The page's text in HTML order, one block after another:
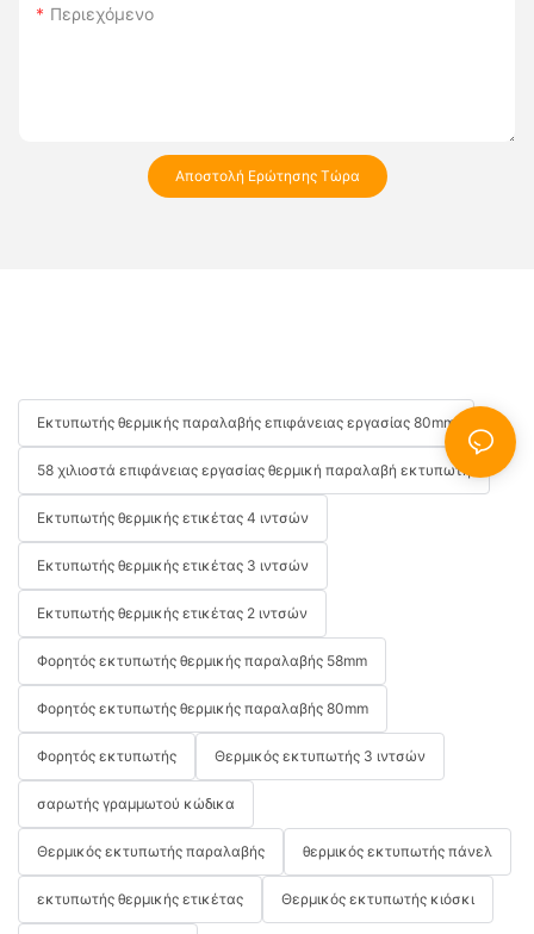
Περιεχόμενο
Αποστολή Ερώτησης Τώρα
Εκτυπωτής θερμικής παραλαβής επιφάνειας εργασίας 80mm
58 χιλιοστά επιφάνειας εργασίας θερμική παραλαβή εκτυπωτή
Εκτυπωτής θερμικής ετικέτας 4 ιντσών
Εκτυπωτής θερμικής ετικέτας 3 ιντσών
Εκτυπωτής θερμικής ετικέτας 2 ιντσών
Φορητός εκτυπωτής θερμικής παραλαβής 58mm
Φορητός εκτυπωτής θερμικής παραλαβής 80mm
Φορητός εκτυπωτής Θερμικός εκτυπωτής 3 ιντσών
σαρωτής γραμμωτού κώδικα
Θερμικός εκτυπωτής παραλαβής θερμικός εκτυπωτής πάνελ
εκτυπωτής θερμικής ετικέτας Θερμικός εκτυπωτής κιόσκι